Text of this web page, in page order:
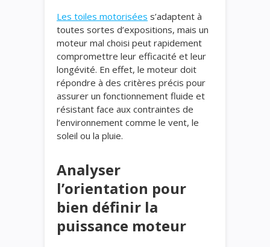
Les toiles motorisées s’adaptent à
toutes sortes d’expositions, mais un
moteur mal choisi peut rapidement
compromettre leur efficacité et leur
longévité. En effet, le moteur doit
répondre à des critères précis pour
assurer un fonctionnement fluide et
résistant face aux contraintes de
l’environnement comme le vent, le
soleil ou la pluie.
Analyser
l’orientation pour
bien définir la
puissance moteur